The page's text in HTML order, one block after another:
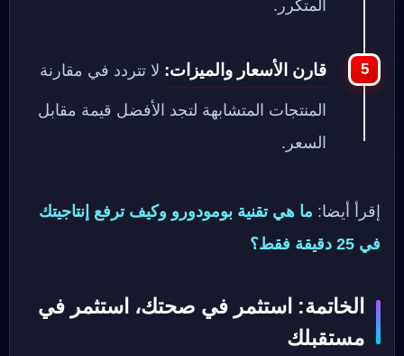
المتكرر.
قارن الأسعار والميزات: لا تتردد في مقارنة
المنتجات المتشابهة لتجد الأفضل قيمة مقابل
السعر.
إقرأ أيضا: ما هي تقنية بومودورو وكيف ترفع إنتاجيتك
في 25 دقيقة فقط؟
الخاتمة: استثمر في صحتك، استثمر في
مستقبلك